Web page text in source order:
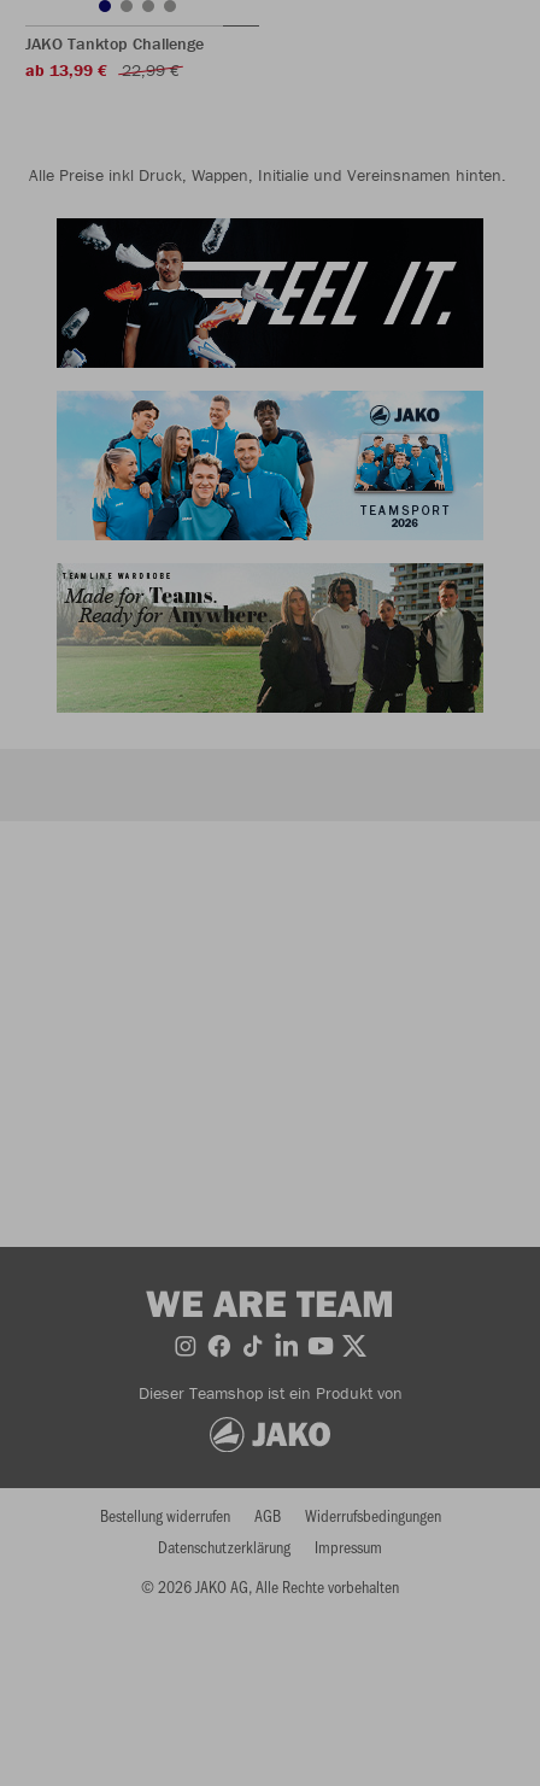
JAKO Tanktop Challenge
ab 13,99 €
22,99 €
Alle Preise inkl Druck, Wappen, Initialie und Vereinsnamen hinten.
WE ARE TEAM
Dieser Teamshop ist ein Produkt von
© 2026 JAKO AG, Alle Rechte vorbehalten
Bestellung widerrufen AGB
Widerrufsbedingungen
Datenschutzerklärung
Impressum